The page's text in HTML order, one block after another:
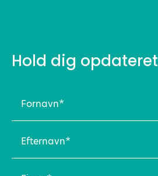
Hold dig opdateret
(Påkrævet)
(Påkrævet)